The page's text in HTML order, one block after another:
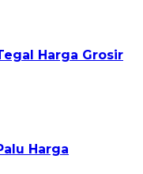
Harga Grosir
Harga